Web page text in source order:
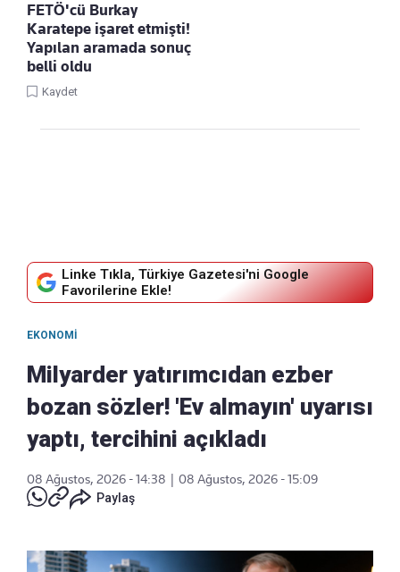
FETÖ'cü Burkay
Karatepe işaret etmişti!
Yapılan aramada sonuç
belli oldu
Kaydet
Linke Tıkla, Türkiye Gazetesi'ni Google
Favorilerine Ekle!
EKONOMI
Milyarder yatırımcıdan ezber
bozan sözler! 'Ev almayın' uyarısı
yaptı, tercihini açıkladı
08 Ağustos, 2026 - 14:38
08 Ağustos, 2026 - 15:09
Paylaş